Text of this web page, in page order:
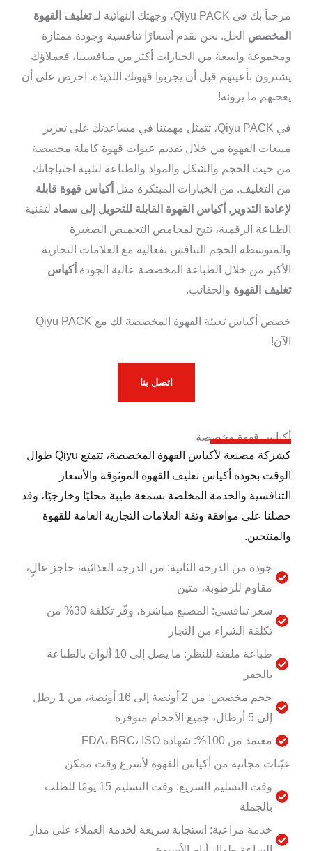
مرحباً بك في Qiyu PACK، وجهتك النهائية لـ
تغليف القهوة
المخصص الحل. نحن نقدم أسعارًا تنافسية وجودة ممتازة
ومجموعة واسعة من الخيارات أكثر من منافسينا، فعملاؤك
يشترون بأعينهم قبل أن يجربوا قهوتك اللذيذة. احرص على أن
يعجبهم ما يرونه!
في Qiyu PACK، تتمثل مهمتنا في مساعدتك على تعزيز
مبيعات القهوة من خلال تقديم عبوات قهوة كاملة مخصصة
من حيث الحجم والشكل والمواد والطباعة لتلبية احتياجاتك
من التغليف. من الخيارات المبتكرة مثل أكياس قهوة قابلة
لإعادة التدوير , أكياس القهوة القابلة للتحويل إلى سماد لتقنية
الطباعة الرقمية، نتيح لمحامص التحميص الصغيرة
والمتوسطة الحجم التنافس بفعالية مع العلامات التجارية
الأكبر من خلال الطباعة المخصصة عالية الجودة أكياس
تغليف القهوة والحقائب.
خصص أكياس تعبئة القهوة المخصصة لك مع Qiyu PACK
الآن!
اتصل بنا
أكياس قهوة مخصصة
كشركة مصنعة لأكياس القهوة المخصصة، تتمتع Qiyu طوال
الوقت بجودة أكياس تغليف القهوة الموثوقة والأسعار
التنافسية والخدمة المخلصة بسمعة طيبة محليًا وخارجيًا، وقد
حصلنا على موافقة وثقة العلامات التجارية العامة للقهوة
والمنتجين.
جودة من الدرجة الثانية: من الدرجة الغذائية، حاجز عالٍ،
مقاوم للرطوبة، متين
سعر تنافسي: المصنع مباشرة، وفّر تكلفة 30% من
تكلفة الشراء من التجار
طباعة ملفتة للنظر: ما يصل إلى 10 ألوان بالطباعة
بالحفر
حجم مخصص: من 2 أونصة إلى 16 أونصة، من 1 رطل
إلى 5 أرطال، جميع الأحجام متوفرة
معتمد من 100%: شهادة FDA، BRC، ISO
عيّنات مجانية من أكياس القهوة لأسرع وقت ممكن
وقت التسليم السريع: وقت التسليم 15 يومًا للطلب
بالجملة
خدمة مراعية: استجابة سريعة لخدمة العملاء على مدار